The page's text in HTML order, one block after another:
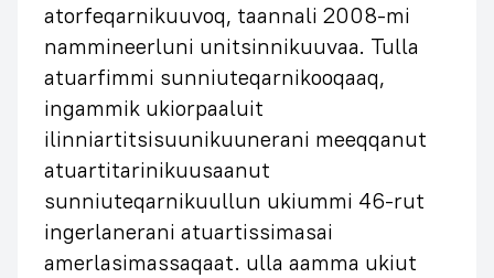
atorfeqarnikuuvoq, taannali 2008-mi
nammineerluni unitsinnikuuvaa. Tulla
atuarfimmi sunniuteqarnikooqaaq,
ingammik ukiorpaaluit
ilinniartitsisuunikuunerani meeqqanut
atuartitarinikuusaanut
sunniuteqarnikuullun ukiummi 46-rut
ingerlanerani atuartissimasai
amerlasimassaqaat. ulla aamma ukiut